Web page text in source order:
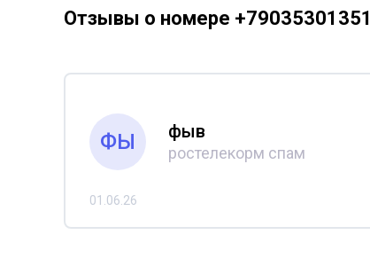
Отзывы о номере +79035301351
ФЫ фыв
ростелекорм спам
01.06.26